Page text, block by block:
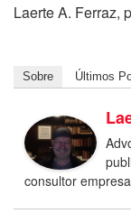
Laerte A. Ferraz,
Sobre Últimos
consultor